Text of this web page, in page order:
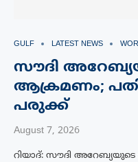
GULF LATEST NEWS
സൗദി
ആക്രമണം;
പരുക്ക്
August 7, 2026
റിയാദ്: സൗദി